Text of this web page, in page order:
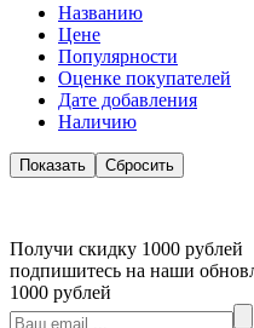
Названию
Цене
Популярности
Оценке покупателей
Дате добавления
Наличию
Получи скидку 1000 рублей
подпишитесь на наши
1000 рублей